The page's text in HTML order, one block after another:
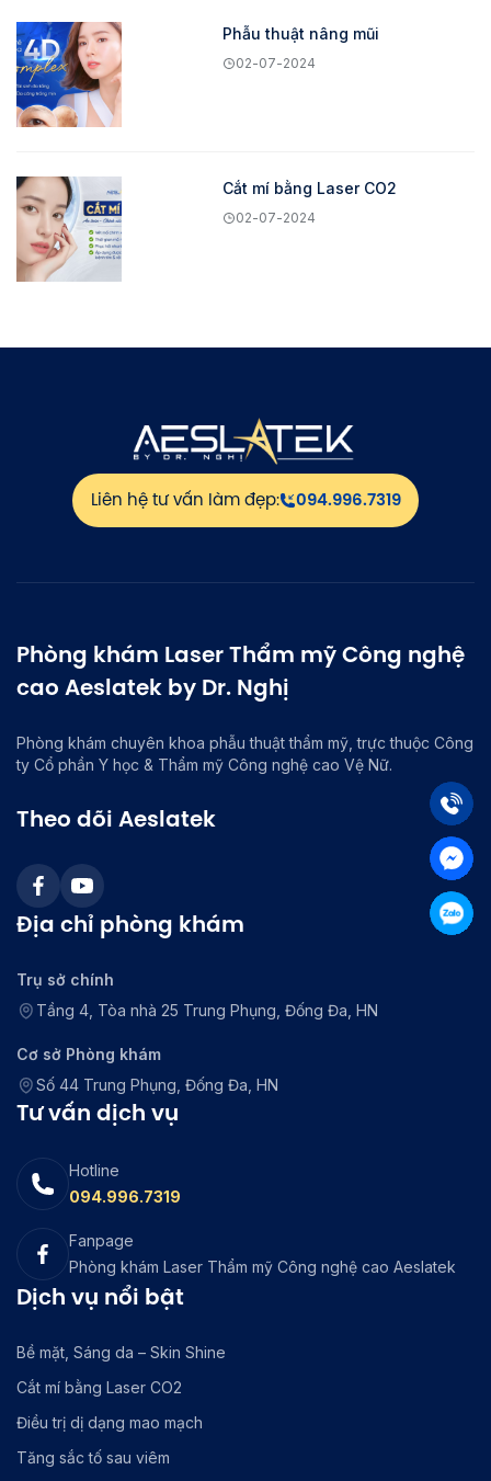
Phẫu thuật nâng mũi
02-07-2024
Cắt mí bằng Laser CO2
02-07-2024
Liên hệ tư vấn làm đẹp: 094.996.7319
Phòng khám Laser Thẩm mỹ Công nghệ
cao Aeslatek by Dr. Nghị
Phòng khám chuyên khoa phẫu thuật thẩm mỹ, trực thuộc Công
ty Cổ phần Y học & Thẩm mỹ Công nghệ cao Vệ Nữ.
Theo dõi Aeslatek
Địa chỉ phòng khám
Trụ sở chính
Tầng 4, Tòa nhà 25 Trung Phụng, Đống Đa, HN
Cơ sở Phòng khám
Số 44 Trung Phụng, Đống Đa, HN
Tư vấn dịch vụ
Hotline
094.996.7319
Fanpage
Phòng khám Laser Thẩm mỹ Công nghệ cao Aeslatek
Dịch vụ nổi bật
Bề mặt, Sáng da – Skin Shine
Cắt mí bằng Laser CO2
Điều trị dị dạng mao mạch
Tăng sắc tố sau viêm